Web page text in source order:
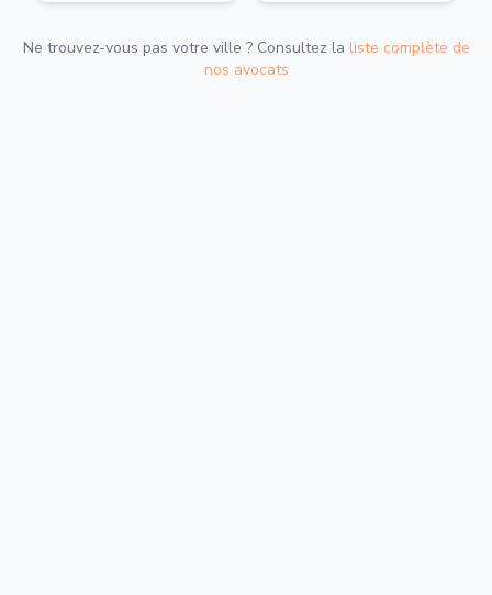
Ne trouvez-vous pas votre ville ? Consultez la liste complète de
nos avocats